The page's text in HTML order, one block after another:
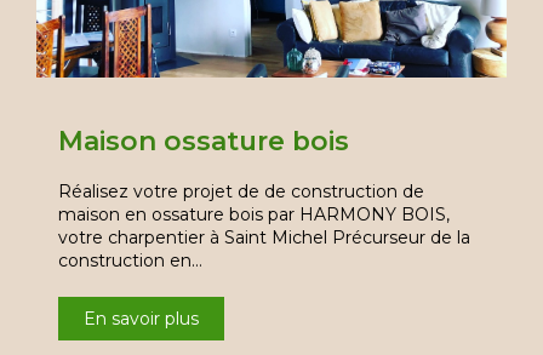
Maison ossature bois
Réalisez votre projet de de construction de
maison en ossature bois par HARMONY BOIS,
votre charpentier à Saint Michel Précurseur de la
construction en…
En savoir plus